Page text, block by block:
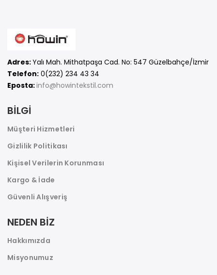
Adres:Yalı Mah. Mithatpaşa Cad. No: 547 Güzelbahçe/İzmir
Telefon: 0(232) 234 43 34
Eposta:info@howintekstil.com
BİLGİ
Müşteri Hizmetleri
Gizlilik Politikası
Kişisel Verilerin Korunması
Kargo & İade
Güvenli Alışveriş
NEDEN BİZ
Hakkımızda
Misyonumuz